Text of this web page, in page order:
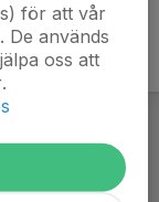
för att vår
De används
oss att